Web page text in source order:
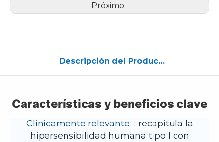
Próximo:
Descripción del Producto
Características y beneficios clave
Clínicamente relevante : recapitula la
hipersensibilidad humana tipo I con